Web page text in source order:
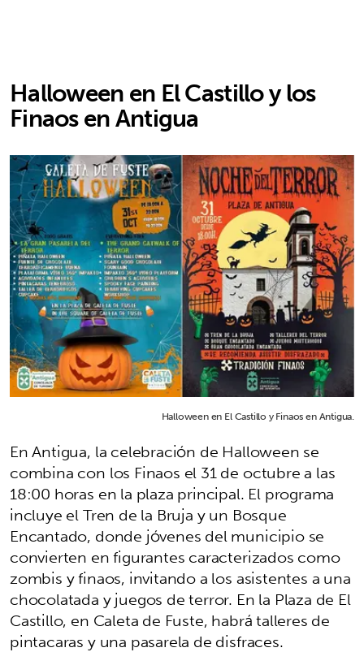
Halloween en El Castillo y los
Finaos en Antigua
Halloween en El Castillo y Finaos en Antigua.
En Antigua, la celebración de Halloween se
combina con los Finaos el 31 de octubre a las
18:00 horas en la plaza principal. El programa
incluye el Tren de la Bruja y un Bosque
Encantado, donde jóvenes del municipio se
convierten en figurantes caracterizados como
zombis y finaos, invitando a los asistentes a una
chocolatada y juegos de terror. En la Plaza de El
Castillo, en Caleta de Fuste, habrá talleres de
pintacaras y una pasarela de disfraces.